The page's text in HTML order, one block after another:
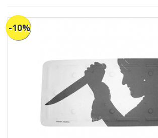
-10%